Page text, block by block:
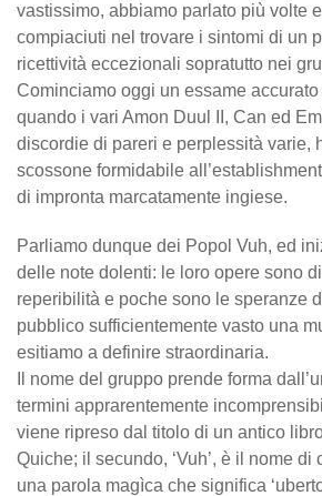
vastissimo, abbiamo parlato più volte
compiaciuti nel trovare i sintomi di un
ricettività eccezionali sopratutto nei
Cominciamo oggi un essame
quando i vari Amon Duul II, Can ed
discordie di pareri e perplessità varie,
scossone formidabile
di impronta marcatamente ingiese.
Parliamo dunque dei Popol Vuh, ed
delle note dolenti: le loro opere sono
reperibilità e poche sono le speranze
pubblico sufficientemente vasto una
esitiamo a definire straordinaria.
Il nome del gruppo prende forma
termini apprarentemente
viene ripreso dal titolo di un antico
Quiche; il secundo, ‘Vuh’, è il nome di
una parola magìca che significa